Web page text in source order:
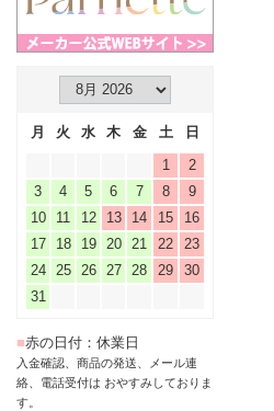
月 火 水 木 金 土
日
1
2
3
4 5 6 7 8
9
10
11 12 13 14 15
16
17
18 19 20 21 22
23
24
25 26 27 28 29
30
31
■赤の日付：休業日
入金確認、商品の発送、メール連
絡、電話受付は おやすみしておりま
す。